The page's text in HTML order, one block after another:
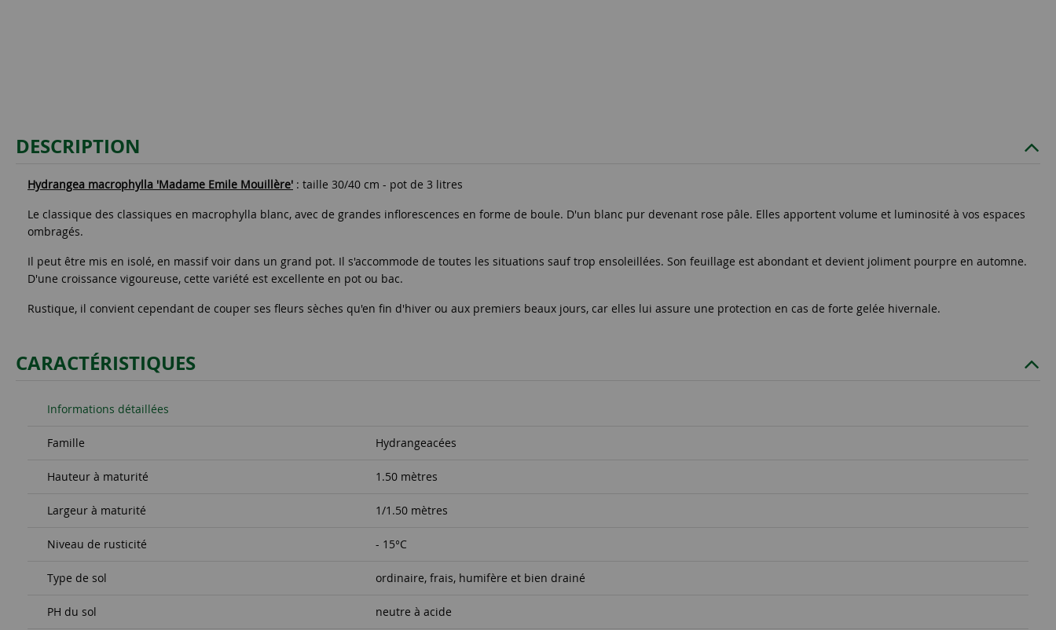
DESCRIPTION
Hydrangea macrophylla 'Madame Emile Mouillère' : taille 30/40 cm - pot de 3 litres
Le classique des classiques en macrophylla blanc, avec de grandes inflorescences en forme de boule. D'un blanc pur devenant rose pâle. Elles apportent volume et luminosité à vos espaces
ombragés.
Il peut être mis en isolé, en massif voir dans un grand pot. Il s'accommode de toutes les situations sauf trop ensoleillées. Son feuillage est abondant et devient joliment pourpre en automne.
D'une croissance vigoureuse, cette variété est excellente en pot ou bac.
Rustique, il convient cependant de couper ses fleurs sèches qu'en fin d'hiver ou aux premiers beaux jours, car elles lui assure une protection en cas de forte gelée hivernale.
CARACTÉRISTIQUES
Informations détaillées
Famille Hydrangeacées
Hauteur à maturité 1.50 mètres
Largeur à maturité 1/1.50 mètres
Niveau de rusticité - 15°C
Type de sol ordinaire, frais, humifère et bien drainé
PH du sol neutre à acide